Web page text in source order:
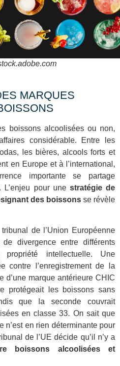
MARQUES
boissons alcoolisées ou non,
considérable. Entre les
les bières, alcools forts et
en Europe et à l’international,
importante se partage
L’enjeu pour une stratégie de
des boissons se révèle
de l’Union Européenne
divergence entre différents
intellectuelle. Une
contre l’enregistrement de la
d’une marque antérieure CHIC
protégeait les boissons sans
que la seconde couvrait
en classe 33. On sait que
n’est en rien déterminante pour
de l’UE décide qu’il n’y a
boissons alcoolisées et